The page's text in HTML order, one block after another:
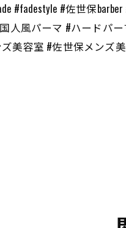
#fadestyle #佐世保
人風パーマ #ハードパ
美容室 #佐世保メンズ美